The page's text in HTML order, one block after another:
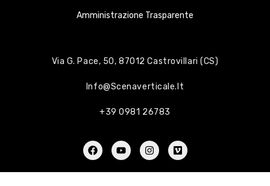
Amministrazione Trasparente
Via G. Pace, 50, 87012 Castrovillari (CS)
Info@scenaverticale.it
+39 0981 26783